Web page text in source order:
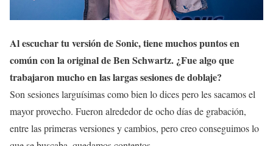
Al escuchar tu versión de Sonic, tiene muchos puntos en
común con la original de Ben Schwartz. ¿Fue algo que
trabajaron mucho en las largas sesiones de doblaje?
Son sesiones larguísimas como bien lo dices pero les sacamos el
mayor provecho. Fueron alrededor de ocho días de grabación,
entre las primeras versiones y cambios, pero creo conseguimos lo